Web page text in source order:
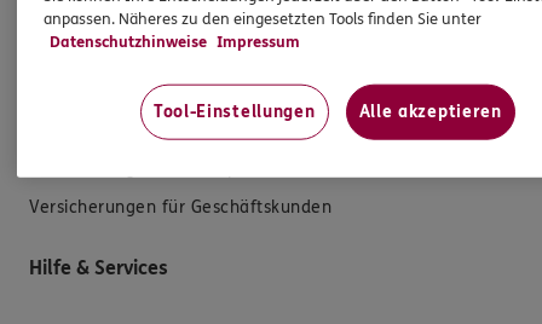
Zahnversicherungen
Kfz-Versicherung
Krankenversicherung
Versicherungen für Geschäftskunden
Hilfe & Services
anpassen. Näheres zu den eingesetzten Tools finden Sie unter
Datenschutzhinweise Impressum
Tool-Einstellungen Alle akzeptieren